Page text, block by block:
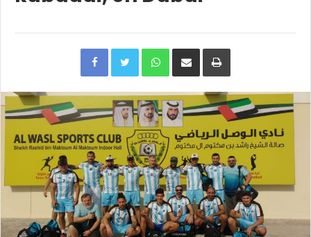
FacebookTwitterWhatsAppCompartirImprimir